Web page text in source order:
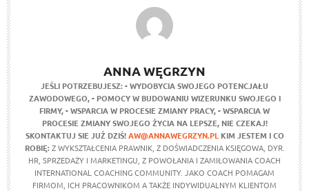
ANNA WĘGRZYN
JEŚLI POTRZEBUJESZ:- WYDOBYCIA SWOJEGO POTENCJAŁU
ZAWODOWEGO, - POMOCY W BUDOWANIU WIZERUNKU SWOJEGO I
FIRMY,- WSPARCIA W PROCESIE ZMIANY PRACY,- WSPARCIA W
PROCESIE ZMIANY SWOJEGO ŻYCIA NA LEPSZE, NIE CZEKAJ!
SKONTAKTUJ SIE JUŻ DZIŚ!AW@ANNAWEGRZYN.PL KIM JESTEM I CO
ROBIĘ:Z WYKSZTAŁCENIA PRAWNIK, Z DOŚWIADCZENIA KSIĘGOWA, DYR.
HR, SPRZEDAŻY I MARKETINGU, Z POWOŁANIA I ZAMIŁOWANIA COACH
INTERNATIONAL COACHING COMMUNITY. JAKO COACH POMAGAM
FIRMOM, ICH PRACOWNIKOM A TAKŻE INDYWIDUALNYM KLIENTOM